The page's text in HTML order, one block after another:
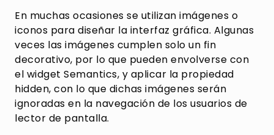
En muchas ocasiones se utilizan imágenes o
iconos para diseñar la interfaz gráfica. Algunas
veces las imágenes cumplen solo un fin
decorativo, por lo que pueden envolverse con
el widget Semantics, y aplicar la propiedad
hidden, con lo que dichas imágenes serán
ignoradas en la navegación de los usuarios de
lector de pantalla.